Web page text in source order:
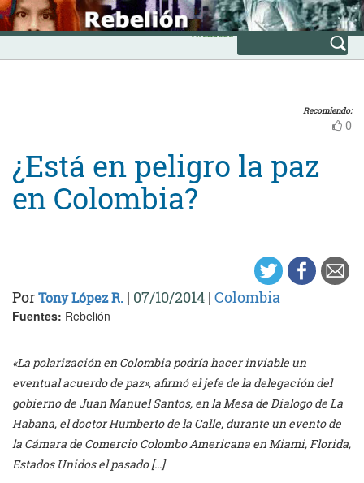
Skip
to
content
INICIO
Avanzada
Recomiendo:
0
¿Está en peligro la paz
en Colombia?
PorTony López R. | 07/10/2014 | Colombia
Fuentes: Rebelión
«La polarización en Colombia podría hacer inviable un
eventual acuerdo de paz», afirmó el jefe de la delegación del
gobierno de Juan Manuel Santos, en la Mesa de Dialogo de La
Habana, el doctor Humberto de la Calle, durante un evento de
la Cámara de Comercio Colombo Americana en Miami, Florida,
Estados Unidos el pasado […]